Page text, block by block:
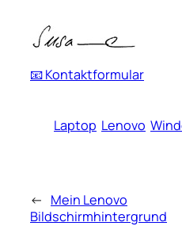
📧 Kontaktformular
Laptop Lenovo
← Mein Lenovo
Bildschirmhintergrund